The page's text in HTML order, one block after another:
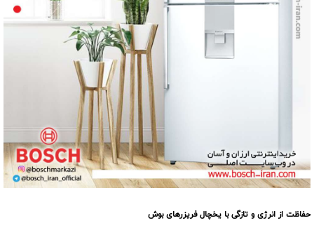
حفاظت از انرژی و تازگی با یخچال فریزرهای بوش